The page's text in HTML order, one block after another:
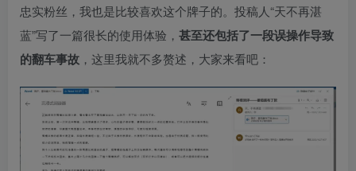
忠实粉丝，我也是比较喜欢这个牌子的。投稿人“天不再湛
蓝”写了一篇很长的使用体验， 甚至还包括了一段误操作导致
的翻车事故 ，这里我就不多赘述，大家来看吧：